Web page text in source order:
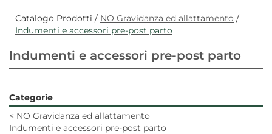
Catalogo Prodotti / NO Gravidanza ed allattamento /
Indumenti e accessori pre-post parto
Indumenti e accessori pre-post parto
Categorie
< NO Gravidanza ed allattamento
Indumenti e accessori pre-post parto